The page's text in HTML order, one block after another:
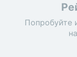
Попробуйте